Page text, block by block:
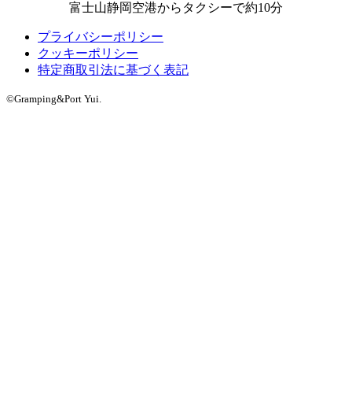
富士山静岡空港からタクシーで約10分
プライバシーポリシー
クッキーポリシー
特定商取引法に基づく表記
©Gramping&Port Yui.